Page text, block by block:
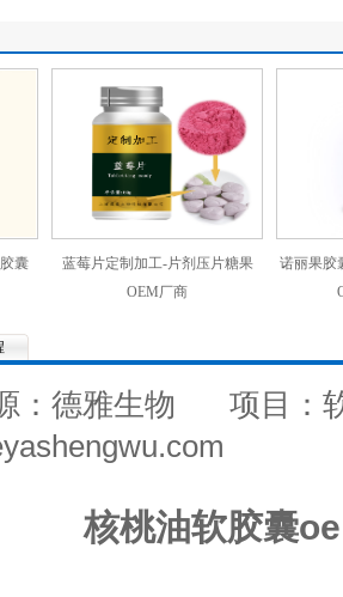
囊
蓝莓片定制加工-片剂压片糖果
OEM厂商
诺丽果胶
：德雅生物 项目：
核桃油软胶囊